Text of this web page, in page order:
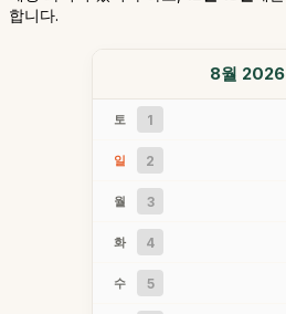
합니다.
8월 2026
토 1
일 2
월 3
화 4
수 5